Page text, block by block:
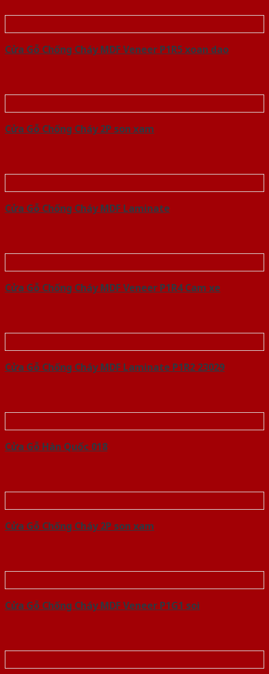
Cửa Gỗ Chống Cháy MDF Veneer P1R5 xoan dao
Cửa Gỗ Chống Cháy 2P son xam
Cửa Gỗ Chống Cháy MDF Laminate
Cửa Gỗ Chống Cháy MDF Veneer P1R4 Cam xe
Cửa Gỗ Chống Cháy MDF Laminate P1R2 23029
Cửa Gỗ Hàn Quốc 018
Cửa Gỗ Chống Cháy 2P son xam
Cửa Gỗ Chống Cháy MDF Veneer P1G1 soi